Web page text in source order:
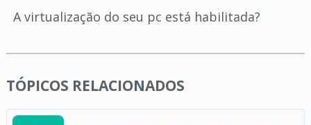
A virtualização do seu pc está habilitada?
TÓPICOS RELACIONADOS